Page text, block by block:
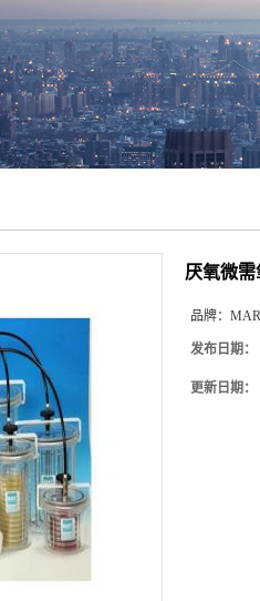
厌氧微
品牌：
发布日期：
更新日期：